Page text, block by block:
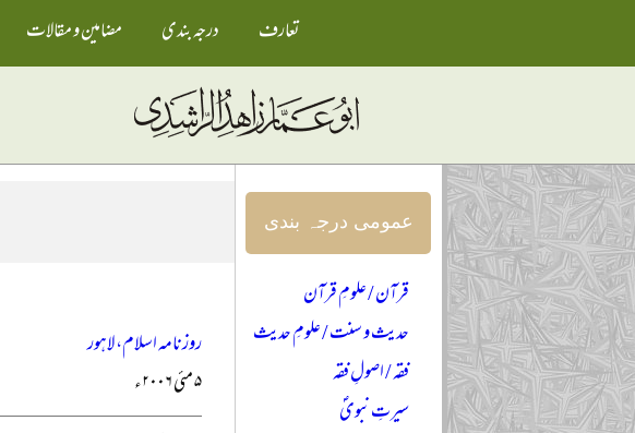
تعارف درجہ بندی مضامین و مقالات
روزنامہ اسلام، لاہور
۵ مئی ۲۰۰۶ء
عمومی درجہ بندی
قرآن / علومِ قرآن
حدیث و سنت / علومِ حدیث
فقہ / اصولِ فقہ
سیرتِ نبویؐ